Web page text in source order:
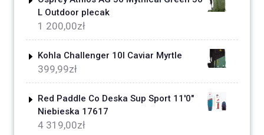
L Outdoor plecak
1 200,00zł
Kohla Challenger 10l Caviar Myrtle
399,99zł
Red Paddle Co Deska Sup Sport 11'0"
Niebieska 17617
4 319,00zł